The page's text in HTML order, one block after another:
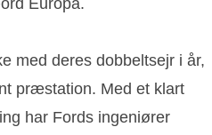
med deres dobbeltsejr i år,
præstation. Med et klart
har Fords ingeniører